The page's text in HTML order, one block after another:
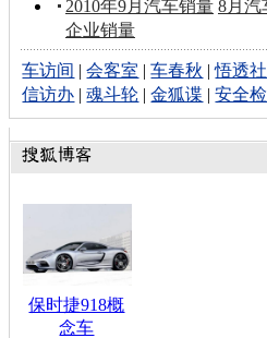
2010年9月汽车销量 8月汽
企业销量
车访间 |会客室 |车春秋 |悟透社
信访办 |魂斗轮 |金狐谍 |安全
保时捷918概
念车